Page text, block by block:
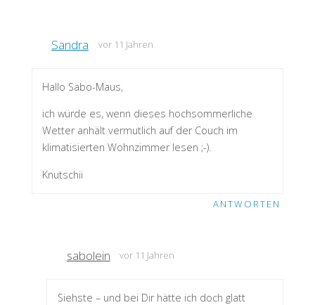
Sandra vor 11 Jahren
Hallo Sabo-Maus,
ich würde es, wenn dieses hochsommerliche
Wetter anhält vermutlich auf der Couch im
klimatisierten Wohnzimmer lesen ;-).
Knutschii
ANTWORTEN
sabolein vor 11 Jahren
Siehste – und bei Dir hätte ich doch glatt